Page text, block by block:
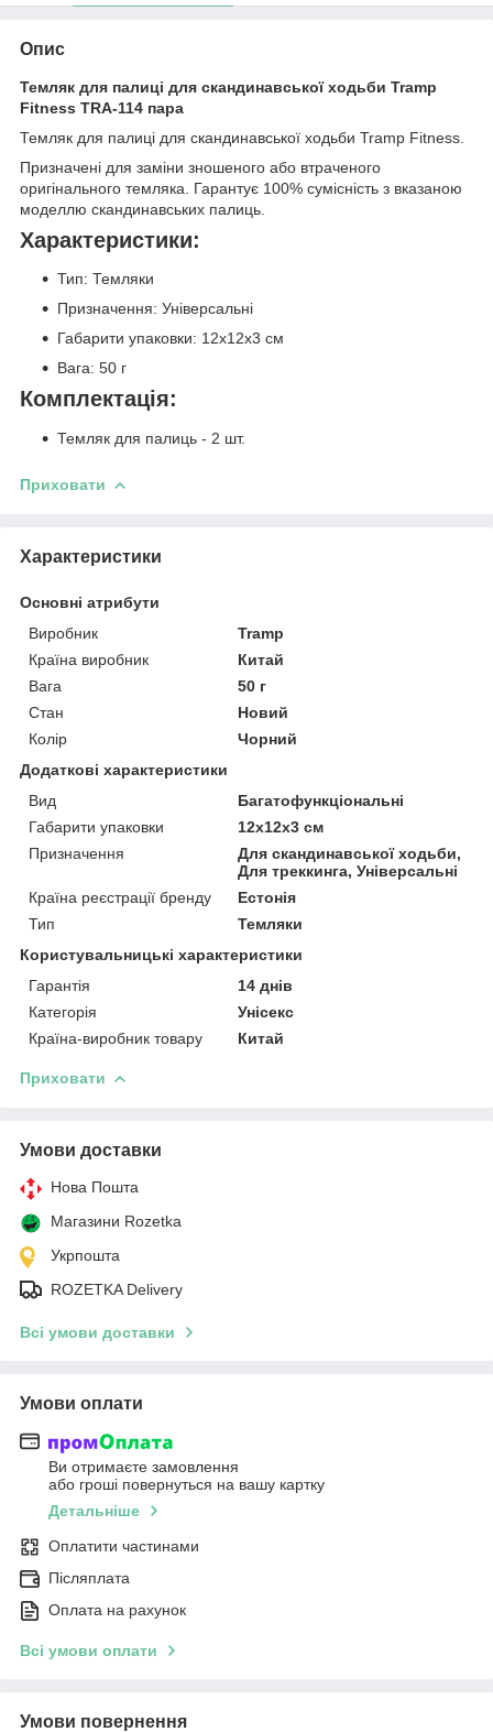
Опис
Темляк для палиці для скандинавської ходьби Tramp
Fitness TRA-114 пара
Темляк для палиці для скандинавської ходьби Tramp Fitness.
Призначені для заміни зношеного або втраченого
оригінального темляка. Гарантує 100% сумісність з вказаною
моделлю скандинавських палиць.
Характеристики:
Тип: Темляки
Призначення: Універсальні
Габарити упаковки: 12х12х3 см
Вага: 50 г
Комплектація:
Темляк для палиць - 2 шт.
Приховати
Характеристики
Основні атрибути
Виробник
Tramp
Країна виробник
Китай
Вага
50 г
Стан
Новий
Колір
Чорний
Додаткові характеристики
Вид
Багатофункціональні
Габарити упаковки
12х12х3 см
Призначення
Для скандинавської ходьби,
Для треккинга, Універсальні
Країна реєстрації бренду
Естонія
Тип
Темляки
Користувальницькі характеристики
Гарантія
14 днів
Категорія
Унісекс
Країна-виробник товару
Китай
Приховати
Умови доставки
Нова Пошта
Магазини Rozetka
Укрпошта
ROZETKA Delivery
Всі умови доставки
Умови оплати
Ви отримаєте замовлення
або гроші повернуться на вашу картку
Детальніше
Оплатити частинами
Післяплата
Оплата на рахунок
Всі умови оплати
Умови повернення